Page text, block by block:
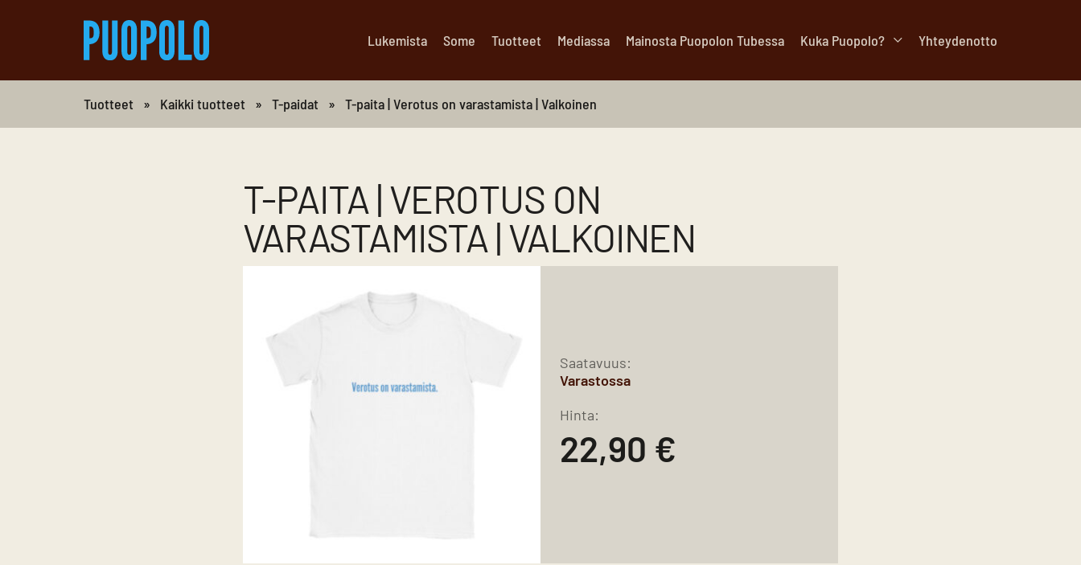
Lukemista Some Tuotteet Mediassa Mainosta Puopolon Tubessa Kuka Puopolo? Yhteydenotto
Tuotteet » Kaikki tuotteet » T-paidat » T-paita | Verotus on varastamista | Valkoinen
T-PAITA | VEROTUS ON
VARASTAMISTA | VALKOINEN
Saatavuus:
Varastossa
Hinta:
22,90 €